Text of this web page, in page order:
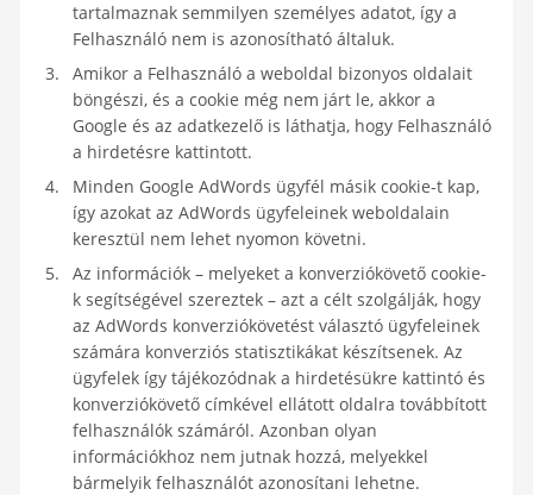
tartalmaznak semmilyen személyes adatot, így a
Felhasználó nem is azonosítható általuk.
Amikor a Felhasználó a weboldal bizonyos oldalait
böngészi, és a cookie még nem járt le, akkor a
Google és az adatkezelő is láthatja, hogy Felhasználó
a hirdetésre kattintott.
Minden Google AdWords ügyfél másik cookie-t kap,
így azokat az AdWords ügyfeleinek weboldalain
keresztül nem lehet nyomon követni.
Az információk – melyeket a konverziókövető cookie-
k segítségével szereztek – azt a célt szolgálják, hogy
az AdWords konverziókövetést választó ügyfeleinek
számára konverziós statisztikákat készítsenek. Az
ügyfelek így tájékozódnak a hirdetésükre kattintó és
konverziókövető címkével ellátott oldalra továbbított
felhasználók számáról. Azonban olyan
információkhoz nem jutnak hozzá, melyekkel
bármelyik felhasználót azonosítani lehetne.